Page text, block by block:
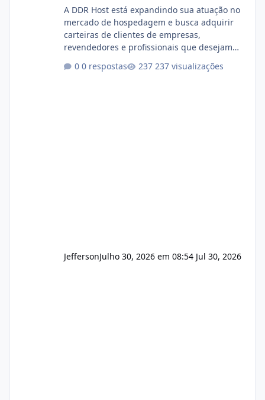
A DDR Host está expandindo sua atuação no
mercado de hospedagem e busca adquirir
carteiras de clientes de empresas,
revendedores e profissionais que desejam
operação. Se você possui clientes ativos de
0 respostas 237 visualizações
JeffersonJulho 30, 2026 em 08:54 Jul 30, 2026